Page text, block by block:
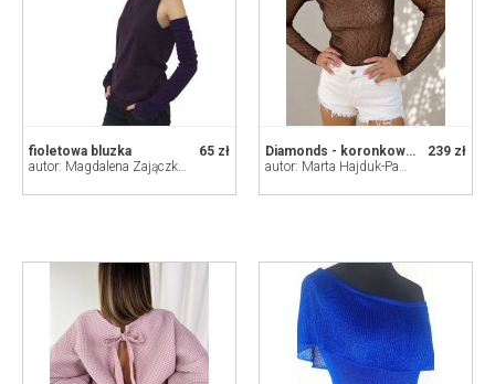
65 zł
fioletowa bluzka
autor: Magdalena Zajączkowska
239 zł
Diamonds - koronkowa bluzka z miedzianymi zdobieniami
autor: Marta Hajduk-Pawlica